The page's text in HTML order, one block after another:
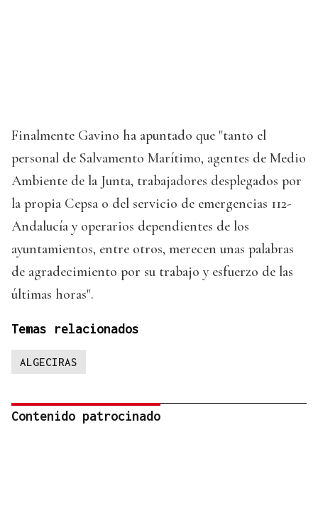
Finalmente Gavino ha apuntado que "tanto el
personal de Salvamento Marítimo, agentes de Medio
Ambiente de la Junta, trabajadores desplegados por
la propia Cepsa o del servicio de emergencias 112-
Andalucía y operarios dependientes de los
ayuntamientos, entre otros, merecen unas palabras
de agradecimiento por su trabajo y esfuerzo de las
últimas horas".
Temas relacionados
ALGECIRAS
Contenido patrocinado